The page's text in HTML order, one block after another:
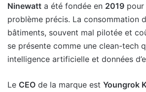
Ninewatt a été fondée en 2019 pour
problème précis. La consommation
bâtiments, souvent mal pilotée et
se présente comme une clean-tech
intelligence artificielle et données
Le CEO de la marque est Youngrok